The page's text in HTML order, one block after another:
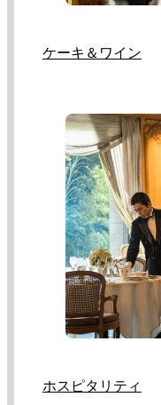
ケーキ＆ワイン
ホスピタリティ